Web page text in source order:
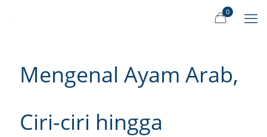
0
Mengenal Ayam Arab,
Ciri-ciri hingga